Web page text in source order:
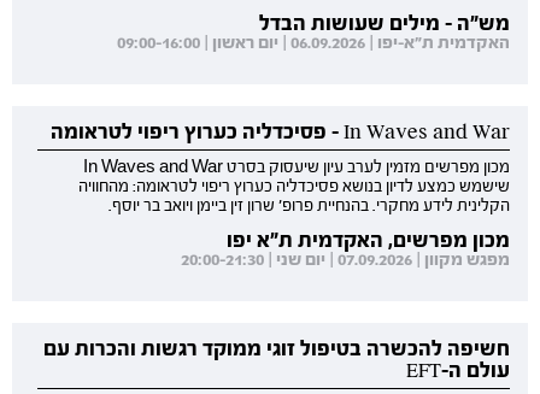
מש"ה - מילים שעושות הבדל
האקדמית ת"א-יפו | 06.09.2026 | יום ראשון | 09:00-16:00
In Waves and War - פסיכדליה כערוץ ריפוי לטראומה
מכון מפרשים מזמין לערב עיון שיעסוק בסרט In Waves and War
שישמש כמצע לדיון בנושא פסיכדליה כערוץ ריפוי לטראומה: מהחוויה
הקלינית לידע מחקרי. בהנחיית פרופ' שרון זין ביימן ויואב בר יוסף.
מכון מפרשים, האקדמית ת"א יפו
מפגש מקוון | 07.09.2026 | יום שני | 20:00-21:30
חשיפה להכשרה בטיפול זוגי ממוקד רגשות והכרות עם
עולם ה-EFT